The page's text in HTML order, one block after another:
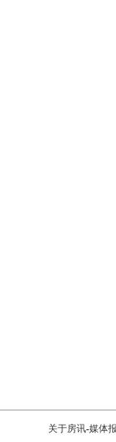
关于房讯-媒体